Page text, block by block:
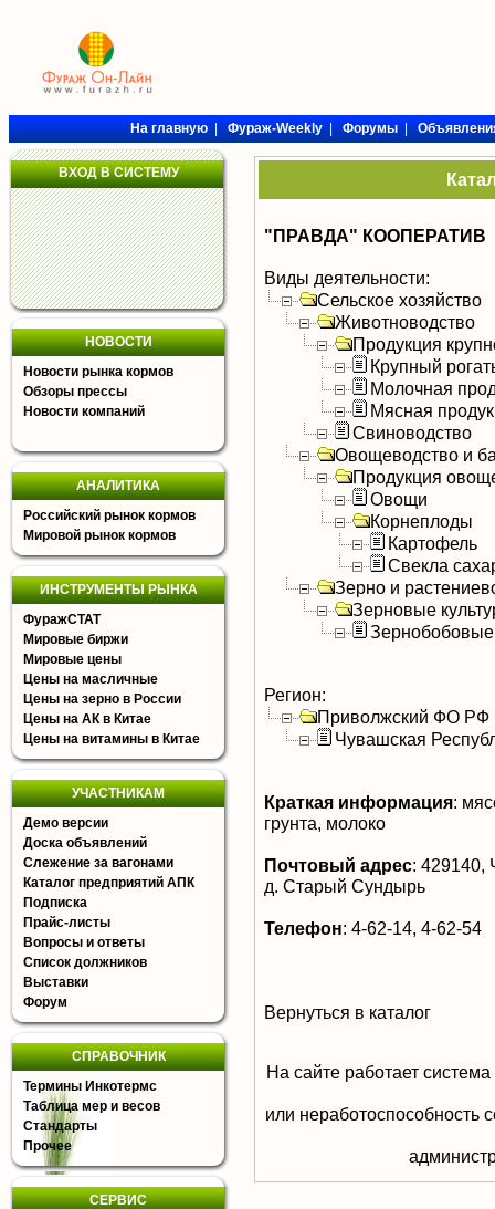
На главную|Фураж-Weekly|Форумы|
ВХОД В СИСТЕМУ
НОВОСТИ
Новости рынка кормов
Обзоры прессы
Новости компаний
АНАЛИТИКА
Российский рынок кормов
Мировой рынок кормов
ИНСТРУМЕНТЫ РЫНКА
ФуражСТАТ
Мировые биржи
Мировые цены
Цены на масличные
Цены на зерно в России
Цены на АК в Китае
Цены на витамины в Китае
УЧАСТНИКАМ
Демо версии
Доска объявлений
Слежение за вагонами
Каталог предприятий АПК
Подписка
Прайс-листы
Вопросы и ответы
Список должников
Выставки
Форум
СПРАВОЧНИК
Термины Инкотермс
Таблица мер и весов
Стандарты
Прочее
СЕРВИС
"ПРАВДА" КООПЕРАТИВ
Виды деятельности:
Сельское хозяйство
Животноводство
Продукция
Крупный
Молочная
Мясная
Свиноводство
Овощеводство и
Продукция
Овощи
Корнеплоды
Картофель
Свекла
Зерно и
Зерновые
Зернобобовые
Регион:
Приволжский ФО РФ
Чувашская
Краткая информация:
грунта, молоко
Почтовый адрес: 429140,
д. Старый Сундырь
Телефон: 4-62-14, 4-62-54
Вернуться в каталог
На сайте работает
или неработоспособность